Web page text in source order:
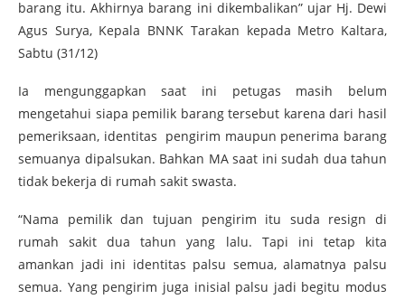
barang itu. Akhirnya barang ini dikembalikan” ujar Hj. Dewi
Agus Surya, Kepala BNNK Tarakan kepada Metro Kaltara,
Sabtu (31/12)
Ia mengunggapkan saat ini petugas masih belum
mengetahui siapa pemilik barang tersebut karena dari hasil
pemeriksaan, identitas pengirim maupun penerima barang
semuanya dipalsukan. Bahkan MA saat ini sudah dua tahun
tidak bekerja di rumah sakit swasta.
“Nama pemilik dan tujuan pengirim itu suda resign di
rumah sakit dua tahun yang lalu. Tapi ini tetap kita
amankan jadi ini identitas palsu semua, alamatnya palsu
semua. Yang pengirim juga inisial palsu jadi begitu modus